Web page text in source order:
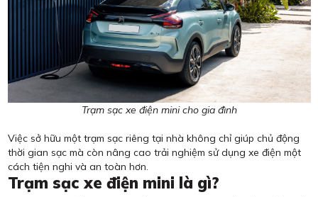
Trạm sạc xe điện mini cho gia đình
Việc sở hữu một trạm sạc riêng tại nhà không chỉ giúp chủ động
thời gian sạc mà còn nâng cao trải nghiệm sử dụng xe điện một
cách tiện nghi và an toàn hơn.
Trạm sạc xe điện mini là gì?